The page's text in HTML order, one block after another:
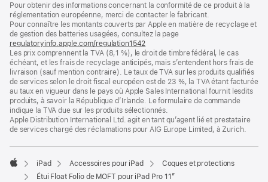
de
page
de
bas
de
page
Pour obtenir des informations concernant la conformité de ce produit à la
réglementation européenne, merci de contacter le fabricant.
Pour connaître les montants couverts par Apple en matière de recyclage et
de gestion des batteries usagées, consultez la page
regulatoryinfo.apple.com/regulation1542
dans
une
nouvelle
fenêtre)
Les prix comprennent la TVA (8,1 %), le droit de timbre fédéral, le cas
échéant, et les frais de recyclage anticipés, mais s’entendent hors frais de
livraison (sauf mention contraire). Le taux de TVA sur les produits qualifiés
de services selon le droit fiscal européen est de 23 %, la TVA étant facturée
au taux en vigueur dans le pays où Apple Sales International fournit lesdits
produits, à savoir la République d’Irlande. Le formulaire de commande
indique la TVA due sur les produits sélectionnés.
Apple Distribution International Ltd. agit en tant qu’agent lié et prestataire
de services chargé des réclamations pour AIG Europe Limited, à Zurich.
Apple
iPad Accessoires pour iPad
Coques et protections
Étui Float Folio de MOFT pour iPad Pro 11″